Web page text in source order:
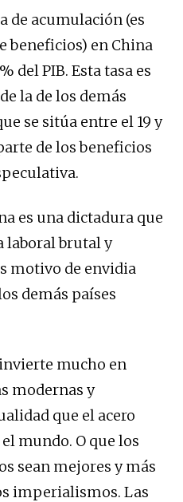
de acumulación (es
beneficios) en China
del PIB. Esta tasa es
la de los demás
se sitúa entre el 19 y
de los beneficios
es una dictadura que
laboral brutal y
motivo de envidia
demás países
mucho en
modernas y
que el acero
mundo. O que los
sean mejores y más
imperialismos. Las